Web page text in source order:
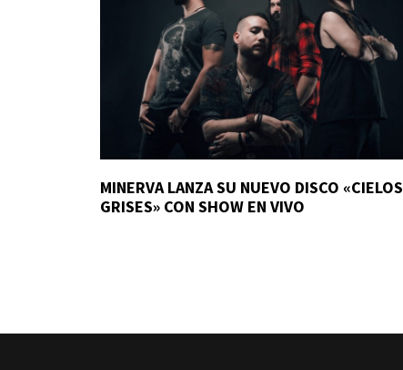
MINERVA LANZA SU NUEVO DISCO «CIELOS
GRISES» CON SHOW EN VIVO